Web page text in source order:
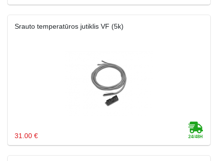
Srauto temperatūros jutiklis VF (5k)
31.00 €